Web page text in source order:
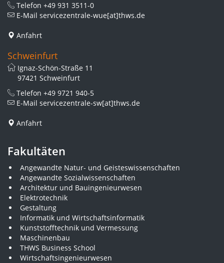
Telefon +49 931 3511-0
E-Mail servicezentrale-wue[at]thws.de
Anfahrt
Schweinfurt
Ignaz-Schön-Straße 11
97421 Schweinfurt
Telefon +49 9721 940-5
E-Mail servicezentrale-sw[at]thws.de
Anfahrt
Fakultäten
Angewandte Natur- und Geisteswissenschaften
Angewandte Sozialwissenschaften
Architektur und Bauingenieurwesen
Elektrotechnik
Gestaltung
Informatik und Wirtschaftsinformatik
Kunststofftechnik und Vermessung
Maschinenbau
THWS Business School
Wirtschaftsingenieurwesen